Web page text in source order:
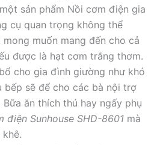
sản phẩm Nồi cơm điện gia
cụ quan trọng không thể
muốn mang đến cho cả
được là hạt cơm trắng thơm.
cho gia đình giường như khó
bếp sẽ để cho các bà nội trợ
ăn thích thú hay ngấy phụ
điện Sunhouse SHD-8601 mà